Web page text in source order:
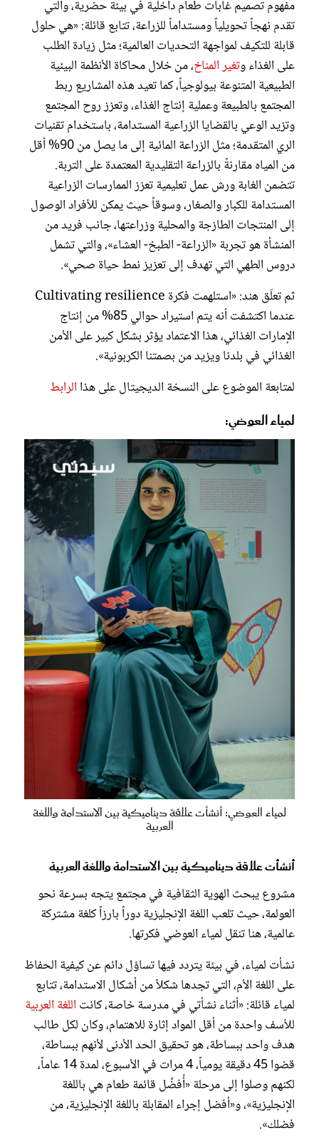
مفهوم تصميم غابات طعام داخلية في بيئة حضرية، والتي
تقدم نهجاً تحويلياً ومستداماً للزراعة، تتابع قائلة: «هي حلول
قابلة للتكيف لمواجهة التحديات العالمية؛ مثل زيادة الطلب
على الغذاء وتغير المناخ، من خلال محاكاة الأنظمة البيئية
الطبيعية المتنوعة بيولوجياً، كما تعيد هذه المشاريع ربط
المجتمع بالطبيعة وعملية إنتاج الغذاء، وتعزز روح المجتمع
وتزيد الوعي بالقضايا الزراعية المستدامة، باستخدام تقنيات
الري المتقدمة؛ مثل الزراعة المائية إلى ما يصل من 90% أقل
من المياه مقارنةً بالزراعة التقليدية المعتمدة على التربة.
تتضمن الغابة ورش عمل تعليمية تعزز الممارسات الزراعية
المستدامة للكبار والصغار، وسوقاً حيث يمكن للأفراد الوصول
إلى المنتجات الطازجة والمحلية وزراعتها، جانب فريد من
المنشأة هو تجربة «الزراعة- الطبخ- العشاء»، والتي تشمل
دروس الطهي التي تهدف إلى تعزيز نمط حياة صحي».
ثم تعلّق هند: «استلهمت فكرة Cultivating resilience
عندما اكتشفت أنه يتم استيراد حوالي 85% من إنتاج
الإمارات الغذائي، هذا الاعتماد يؤثر بشكل كبير على الأمن
الغذائي في بلدنا ويزيد من بصمتنا الكربونية».
لمتابعة الموضوع على النسخة الديجيتال على هذا الرابط
لمياء العوضي:
لمياء العوضي: أنشأت علاقة ديناميكية بين الاستدامة واللغة
العربية
أنشأت علاقة ديناميكية بين الاستدامة واللغة العربية
مشروع يبحث الهوية الثقافية في مجتمع يتجه بسرعة نحو
العولمة، حيث تلعب اللغة الإنجليزية دوراً بارزاً كلغة مشتركة
عالمية، هنا تنقل لمياء العوضي فكرتها.
نشأت لمياء، في بيئة يتردد فيها تساؤل دائم عن كيفية الحفاظ
على اللغة الأم، التي تجدها شكلاً من أشكال الاستدامة، تتابع
لمياء قائلة: «أثناء نشأتي في مدرسة خاصة، كانت اللغة العربية
للأسف واحدة من أقل المواد إثارة للاهتمام، وكان لكل طالب
هدف واحد ببساطة، هو تحقيق الحد الأدنى لأنهم ببساطة،
قضوا 45 دقيقة يومياً، 4 مرات في الأسبوع، لمدة 14 عاماً،
لكنهم وصلوا إلى مرحلة «أُفضِّل قائمة طعام هي باللغة
الإنجليزية»، و«أفضل إجراء المقابلة باللغة الإنجليزية، من
فضلك».